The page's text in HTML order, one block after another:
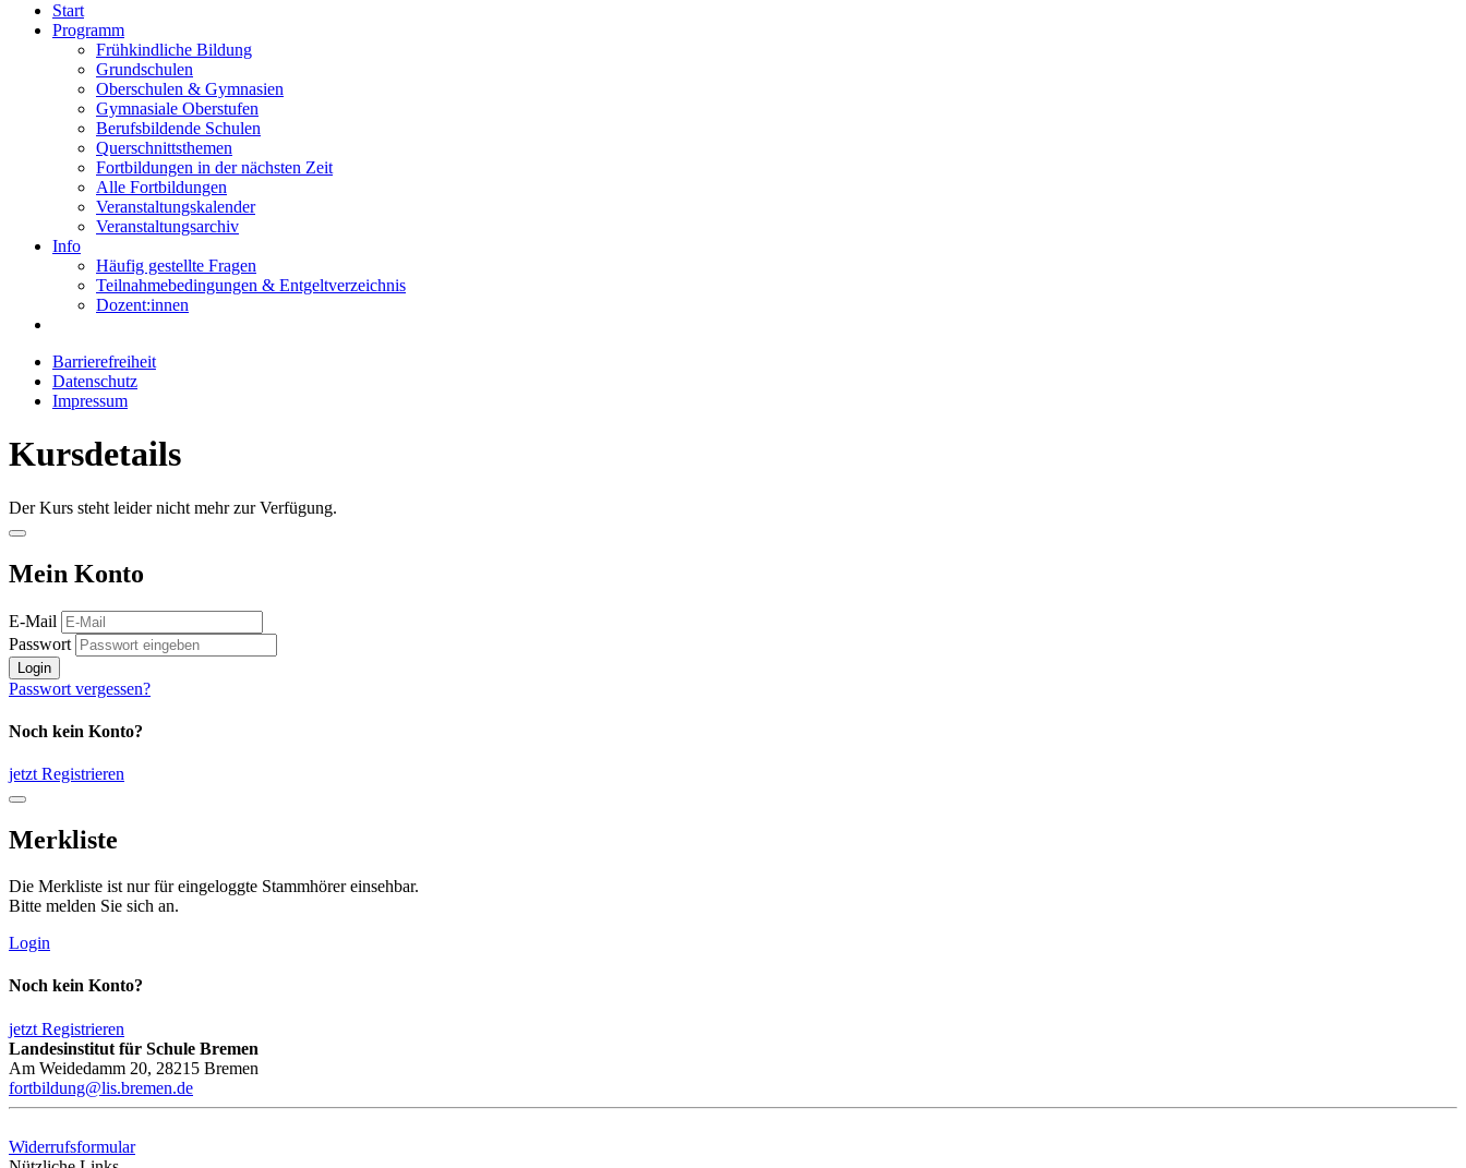
Start
Programm
Frühkindliche Bildung
Grundschulen
Oberschulen & Gymnasien
Gymnasiale Oberstufen
Berufsbildende Schulen
Querschnittsthemen
Fortbildungen in der nächsten Zeit
Alle Fortbildungen
Veranstaltungskalender
Veranstaltungsarchiv
Info
Häufig gestellte Fragen
Teilnahmebedingungen & Entgeltverzeichnis
Dozent:innen
Barrierefreiheit
Datenschutz
Impressum
Kursdetails
Der Kurs steht leider nicht mehr zur Verfügung.
Mein Konto
E-Mail
Passwort
Login
Passwort vergessen?
Noch kein Konto?
jetzt Registrieren
Merkliste
Die Merkliste ist nur für eingeloggte Stammhörer einsehbar.
Bitte melden Sie sich an.
Login
Noch kein Konto?
jetzt Registrieren
Landesinstitut für Schule Bremen
Am Weidedamm 20, 28215 Bremen
fortbildung@lis.bremen.de
Widerrufsformular